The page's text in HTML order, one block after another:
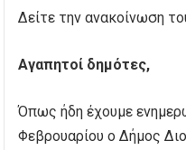
Δείτε την ανακοίνωση
Αγαπητοί δημότες,
Όπως ήδη έχουμε
Φεβρουαρίου ο Δήμος